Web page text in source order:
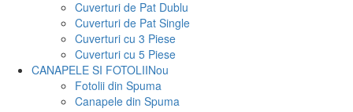
Cuverturi de Pat Dublu
Cuverturi de Pat Single
Cuverturi cu 3 Piese
Cuverturi cu 5 Piese
CANAPELE SI FOTOLIINou
Fotolii din Spuma
Canapele din Spuma